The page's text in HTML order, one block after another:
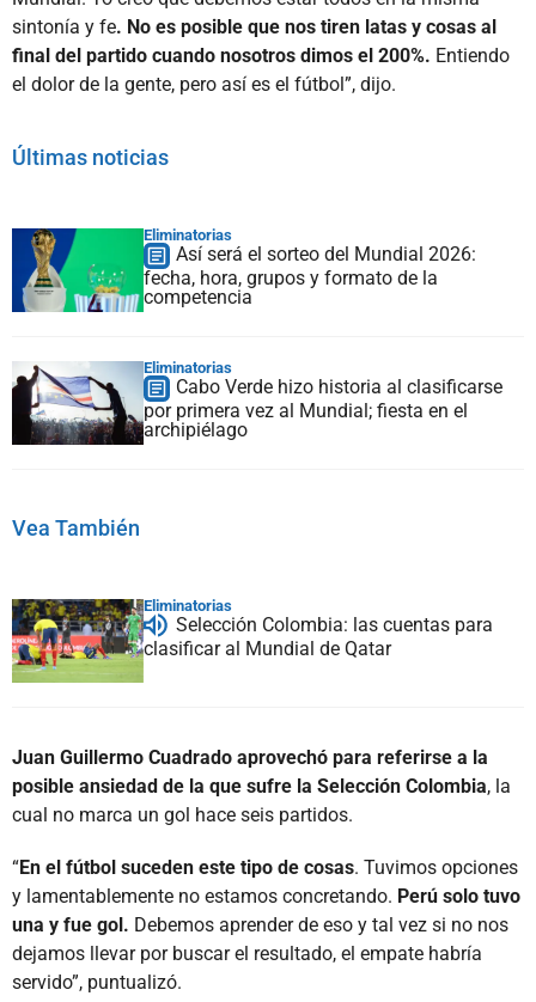
sintonía y fe. No es posible que nos tiren latas y cosas al
final del partido cuando nosotros dimos el 200%. Entiendo
el dolor de la gente, pero así es el fútbol”, dijo.
Últimas noticias
Eliminatorias
Así será el sorteo del Mundial 2026:
fecha, hora, grupos y formato de la
competencia
Eliminatorias
Cabo Verde hizo historia al clasificarse
por primera vez al Mundial; fiesta en el
archipiélago
Vea También
Eliminatorias
Selección Colombia: las cuentas para
clasificar al Mundial de Qatar
Juan Guillermo Cuadrado aprovechó para referirse a la
posible ansiedad de la que sufre la Selección Colombia, la
cual no marca un gol hace seis partidos.
“En el fútbol suceden este tipo de cosas. Tuvimos opciones
y lamentablemente no estamos concretando. Perú solo tuvo
una y fue gol. Debemos aprender de eso y tal vez si no nos
dejamos llevar por buscar el resultado, el empate habría
servido”, puntualizó.